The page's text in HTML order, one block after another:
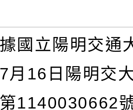
國立陽明交通
月16日陽明交
1140030662